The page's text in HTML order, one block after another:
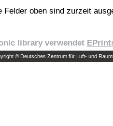
Felder oben sind zurzeit
library verwendet
© Deutsches Zentrum für Luft- und